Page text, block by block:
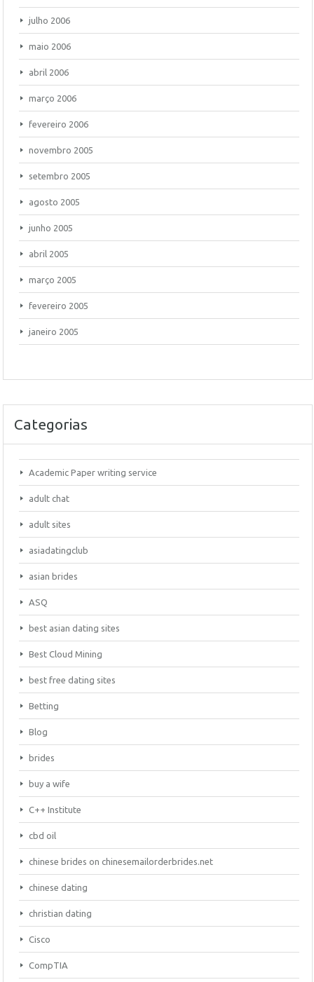
julho 2006
maio 2006
abril 2006
março 2006
fevereiro 2006
novembro 2005
setembro 2005
agosto 2005
junho 2005
abril 2005
março 2005
fevereiro 2005
janeiro 2005
Categorias
Academic Paper writing service
adult chat
adult sites
asiadatingclub
asian brides
ASQ
best asian dating sites
Best Cloud Mining
best free dating sites
Betting
Blog
brides
buy a wife
C++ Institute
cbd oil
chinese brides on chinesemailorderbrides.net
chinese dating
christian dating
Cisco
CompTIA